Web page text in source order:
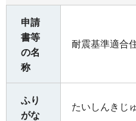
申請
書等
の名
称
耐震基準適合
ふり
がな
たいしんきじ